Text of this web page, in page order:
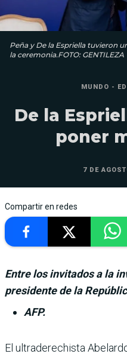
Peña y De la Espriella tuvieron
la ceremonia.FOTO: GENTILEZA
MUNDO -
De la
poner
7 DE
Compartir en redes
Entre los invitados a la
presidente de la
AFP.
El ultraderechista